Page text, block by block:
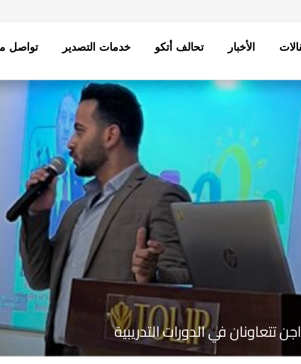
الأخبار تحالف أتكو خدمات التصدير تواصل
تتعاونان في الدورات التدريبية